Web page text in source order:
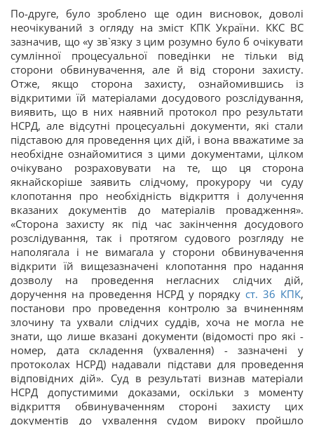
По-друге, було зроблено ще один висновок, доволі
неочікуваний з огляду на зміст КПК України. ККС ВС
зазначив, що «у зв`язку з цим розумно було б очікувати
сумлінної процесуальної поведінки не тільки від
сторони обвинувачення, але й від сторони захисту.
Отже, якщо сторона захисту, ознайомившись із
відкритими їй матеріалами досудового розслідування,
виявить, що в них наявний протокол про результати
НСРД, але відсутні процесуальні документи, які стали
підставою для проведення цих дій, і вона вважатиме за
необхідне ознайомитися з цими документами, цілком
очікувано розраховувати на те, що ця сторона
якнайскоріше заявить слідчому, прокурору чи суду
клопотання про необхідність відкриття і долучення
вказаних документів до матеріалів провадження».
«Сторона захисту як під час закінчення досудового
розслідування, так і протягом судового розгляду не
наполягала і не вимагала у сторони обвинувачення
відкрити їй вищезазначені клопотання про надання
дозволу на проведення негласних слідчих дій,
доручення на проведення НСРД у порядкуст. 36 КПК,
постанови про проведення контролю за вчиненням
злочину та ухвали слідчих суддів, хоча не могла не
знати, що лише вказані документи (відомості про які -
номер, дата складення (ухвалення) - зазначені у
протоколах НСРД) надавали підстави для проведення
відповідних дій». Суд в результаті визнав матеріали
НСРД допустимими доказами, оскільки з моменту
відкриття обвинуваченням стороні захисту цих
документів до ухвалення судом вироку пройшло